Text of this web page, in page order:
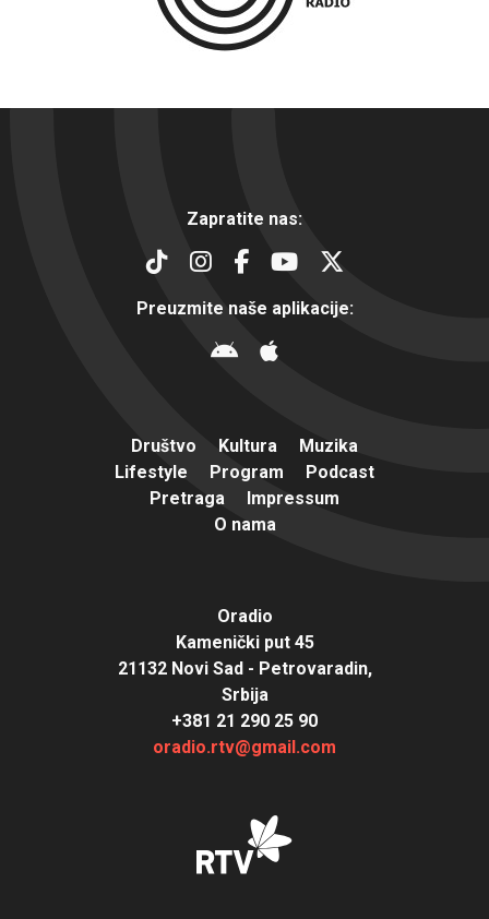
Zapratite nas:
Preuzmite naše aplikacije:
Društvo Kultura
Muzika
Lifestyle
Program
Podcast
Pretraga
Impressum
O nama
Oradio
Kamenički put 45
21132 Novi Sad - Petrovaradin,
Srbija
+381 21 290 25 90
oradio.rtv@gmail.com